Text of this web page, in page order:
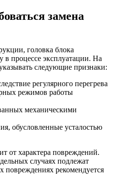
замена
головка блока
в процессе эксплуатации. На
следующие признаки:
регулярного перегрева
режимов работы
механическими
обусловленные усталостью
от характера повреждений.
случаях подлежат
повреждениях рекомендуется